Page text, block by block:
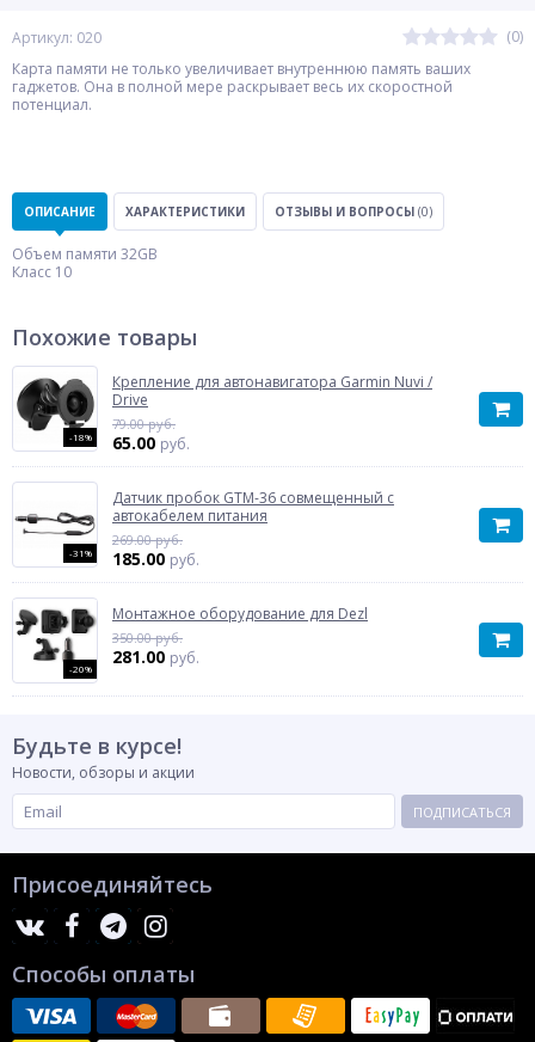
Артикул: 020
(0)
Карта памяти не только увеличивает внутреннюю память ваших
гаджетов. Она в полной мере раскрывает весь их скоростной
потенциал.
ОПИСАНИЕ ХАРАКТЕРИСТИКИ ОТЗЫВЫ И ВОПРОСЫ (0)
Объем памяти 32GB
Класс 10
Похожие товары
-18%
Крепление для автонавигатора Garmin Nuvi /
Drive
79.00 руб.
65.00 руб.
-31%
Датчик пробок GTM-36 совмещенный с
автокабелем питания
269.00 руб.
185.00 руб.
-20%
Монтажное оборудование для Dezl
350.00 руб.
281.00 руб.
Будьте в курсе!
Новости, обзоры и акции
ПОДПИСАТЬСЯ
Присоединяйтесь
Способы оплаты